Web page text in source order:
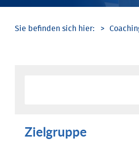
Zielgruppe